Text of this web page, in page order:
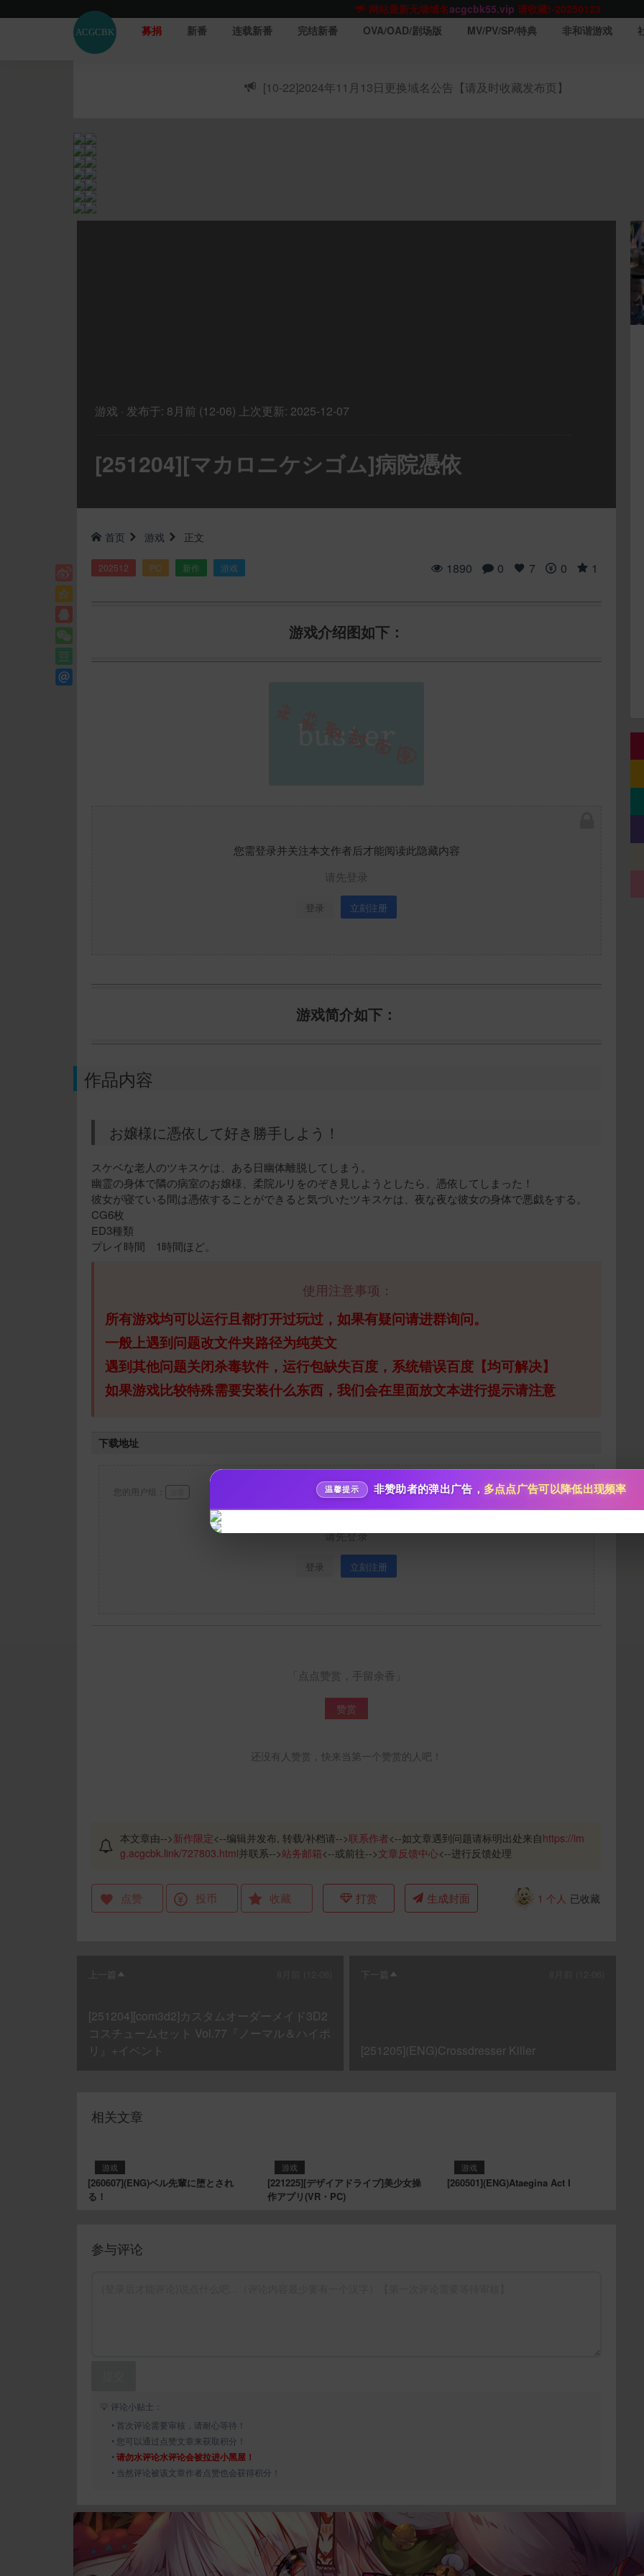
10 分 50分 100
网站TG群聊t.me/acgbuster请收藏!
ACGCBK官方App
点击下载永不迷路！
ACGCBK官方App
点击下载 永不迷路！
募捐 新番 连载新番 完结新番 OVA/OAD/剧场版 MV/PV/SP/特典 非和谐游戏
[10-22]2024年11月13日更换域名公告【请及时收藏发布页】
游戏 · 发布于: 8月前 (12-06) 上次更新: 2025-12-07
[251204][マカロニケシゴム]病院憑依
首页 游戏 正文
202512 PC 新作 游戏 1890 0 7 0 1
游戏介绍图如下：
您需登录并关注本文作者后才能阅读此隐藏内容
请先登录
登录 立刻注册
游戏简介如下：
作品内容
お嬢様に憑依して好き勝手しよう！
スケベな老人のツキスケは、ある日幽体離脱してしまう。
幽霊の身体で隣の病室のお嬢様、柔院ルリをのぞき見しようとしたら、憑依してしまった！
彼女が寝ている間は憑依することができると気づいたツキスケは、夜な夜な彼女の身体で悪戯をする。
CG6枚
ED3種類
プレイ時間 1時間ほど。
使用注意事项：
所有游戏均可以运行且都打开过玩过，如果有疑问请进群询问。
一般上遇到问题改文件夹路径为纯英文
遇到其他问题关闭杀毒软件，运行包缺失百度，系统错误百度【均可解决】
如果游戏比较特殊需要安装什么东西，我们会在里面放文本进行提示请注意
下载地址
仅限登录用户阅读此隐藏内容
请先登录
登录 立刻注册
您的用户组：
「点点赞赏，手留余香」
赞赏
还没有人赞赏，快来当第一个赞赏的人吧！
本文章由-->新作限定<--编辑并发布, 转载/补档请-->联系作者<--如文章遇到问题请标明出处来自https://im
g.acgcbk.link/727803.html并联系-->站务邮箱<--或前往-->文章反馈中心<--进行反馈处理
点赞 投币 收藏 打赏 生成封面
分享到微博
1 个人 已收藏
上一篇
[251204][com3d2]カスタムオーダーメイド3D2
コスチュームセット Vol.77『ノーマル＆ハイポ
リ』+イベント
下一篇
[251205](ENG)Crossdresser Killer
相关文章
游戏
[260607](ENG)ベル先輩に堕とされ
る！
游戏
[221225][デザイアドライブ]美少女操
作アプリ(VR・PC)
游戏
[260501](ENG)Ataegina Act I
参与评论
💡 评论小贴士：
• 首次评论需要审核，请耐心等待！
• 您可以通过点赞文章来获取积分！
• 请勿水评论水评论会被拉进小黑屋！
• 当然评论被该文章作者点赞也会获得积分！
温馨提示 非赞助者的弹出广告， 多点点广告可以降低出现频率